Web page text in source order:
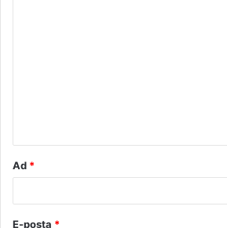
Ad *
E-posta *